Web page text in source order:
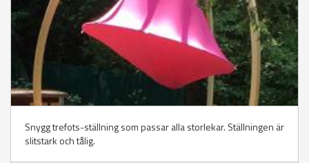
Snygg trefots-ställning som passar alla storlekar. Ställningen är
slitstark och tålig.